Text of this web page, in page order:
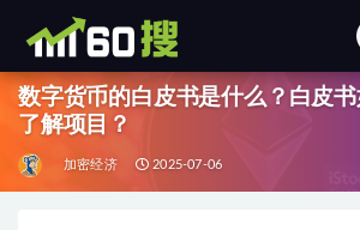
数字货币的白皮书是什么？白皮
了解项目？
加密经济 2025-07-06